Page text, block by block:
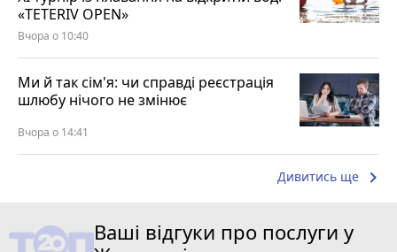
«TETERIV OPEN»
Вчора о 10:40
Ми й так сім'я: чи справді реєстрація
шлюбу нічого не змінює
Вчора о 14:41
Дивитись ще keyboard_arrow_right
Ваші відгуки про послуги у